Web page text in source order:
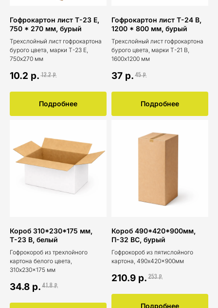
Гофрокартон лист Т-23 Е,
750 * 270 мм, бурый
Трехслойный лист гофрокартона
бурого цвета, марки Т-23 Е,
750x270 мм
10.2 р. 12.2 р.
Подробнее
Гофрокартон лист Т-24 В,
1200 * 800 мм, бурый
Трехслойный лист гофрокартона
бурого цвета, марки Т-21 В,
1600x1200 мм
37 р. 45 р.
Подробнее
Короб 310*230*175 мм,
Т-23 В, белый
Гофрокороб из трехлойного
картона белого цвета,
310x230x175 мм
34.8 р. 41.8 р.
Короб 490*420*900мм,
П-32 ВС, бурый
Гофрокороб из пятислойного
картона, 490x420×900мм
210.9 р. 253 р.
Подробнее